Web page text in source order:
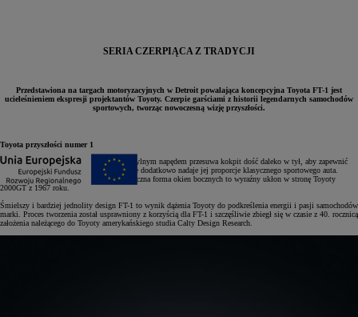
SERIA CZERPIĄCA Z TRADYCJI
Przedstawiona na targach motoryzacyjnych w Detroit powalająca koncepcyjna Toyota FT-1 jest
ucieleśnieniem ekspresji projektantów Toyoty. Czerpie garściami z historii legendarnych samochodów
sportowych, tworząc nowoczesną wizję przyszłości.
Toyota przyszłości numer 1
Konfiguracja FT-1 z silnikiem z przodu i tylnym napędem przesuwa kokpit dość daleko w tył, aby zapewnić
lepsze rozłożenie ciężaru. Takie rozwiązanie dodatkowo nadaje jej proporcje klasycznego sportowego auta.
Zaokrąglona szyba przednia i charakterystyczna forma okien bocznych to wyraźny ukłon w stronę Toyoty
2000GT z 1967 roku.
Śmielszy i bardziej jednolity design FT-1 to wynik dążenia Toyoty do podkreślenia energii i pasji samochodów
marki. Proces tworzenia został usprawniony z korzyścią dla FT-1 i szczęśliwie zbiegł się w czasie z 40. rocznicą
założenia należącego do Toyoty amerykańskiego studia Calty Design Research.